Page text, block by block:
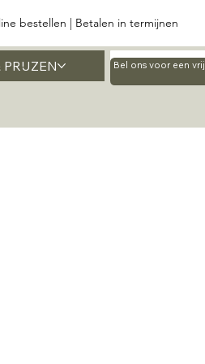
PRIJZEN Home
Bel ons voor een
bestellen | Betalen in termijnen